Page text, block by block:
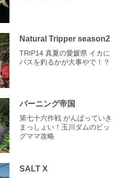
Natural Tripper season2
TRIP14 真夏の愛媛県 イカに
バスを釣るかが大事やで！？
バーニング帝国
第七十六作戦 がんばっていき
まっしょい！玉川ダムのビッ
グママ攻略
SALT X